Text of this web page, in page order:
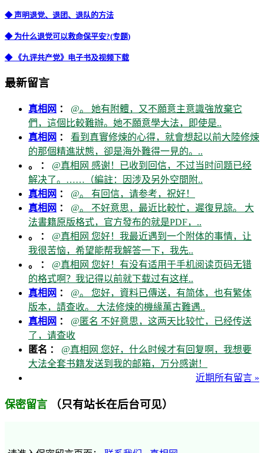
◆ 声明退党、退团、退队的方法
◆ 为什么退党可以救命保平安?(专题)
◆ 《九评共产党》电子书及视频下载
最新留言
真相网 ： @。 她有附體，又不願意主意識強放棄它
們，這個比較難辦。她不願意學大法，即使是..
真相网 ： 看到真實修煉的心得，就會想起以前大陸修煉
的那個精進狀態，卻是海外難得一見的。..
。 ： @真相网 感谢！已收到回信，不过当时问题已经
解决了。……（編註：因涉及另外空間附..
真相网 ： @。 有回信，请参考，祝好！
真相网 ： @。 不好意思，最近比較忙，遲復見諒。 大
法書籍原版格式，官方發布的就是PDF，..
。 ： @真相网 您好！我最近遇到一个附体的事情，让
我很苦恼，希望能帮我解答一下，我先..
。 ： @真相网 您好！有没有适用于手机阅读页码无错
的格式啊？我记得以前就下载过有这样..
真相网 ： @。 您好，資料已傳送，有简体，也有繁体
版本，請查收。 大法修煉的機緣萬古難遇..
真相网 ： @匿名 不好意思，这两天比较忙，已经传送
了，请查收
匿名 ： @真相网 您好，什么时候才有回复啊，我想要
大法全套书籍发送到我的邮箱，万分感谢！
近期所有留言 »
保密留言 （只有站长在后台可见）